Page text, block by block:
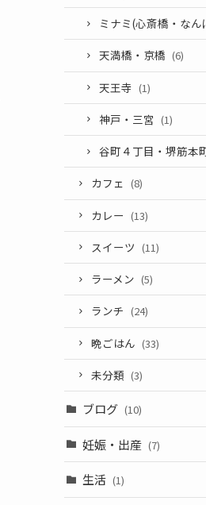
ミナミ(心斎橋・な
天満橋・京橋 (6)
天王寺 (1)
神戸・三宮 (1)
谷町４丁目・堺筋本
カフェ (8)
カレー (13)
スイーツ (11)
ラーメン (5)
ランチ (24)
晩ごはん (33)
未分類 (3)
ブログ (10)
妊娠・出産 (7)
生活 (1)